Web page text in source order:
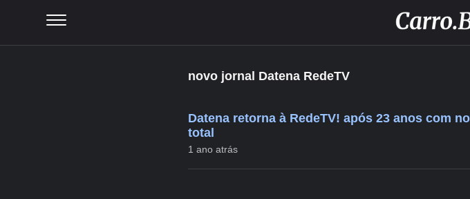
novo jornal Datena RedeTV
Datena retorna à RedeTV! após 23 anos com
total
1 ano atrás